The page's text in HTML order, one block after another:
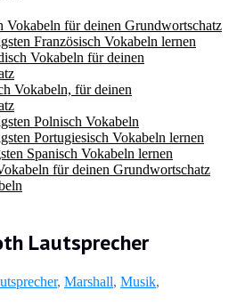
Vokabeln für deinen Grundwortschatz
Französisch Vokabeln lernen
Vokabeln für deinen
Vokabeln, für deinen
Polnisch Vokabeln
Portugiesisch Vokabeln lernen
Spanisch Vokabeln lernen
für deinen Grundwortschatz
Lautsprecher
, Marshall, Musik,